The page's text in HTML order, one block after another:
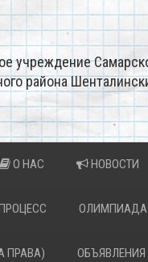
учреждение
района
О НАС НОВОСТИ
ОЛИМПИАДА
ПРАВА) ОБЪЯВЛЕНИЯ